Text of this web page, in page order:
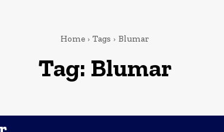
Home Tags Blumar
Tag: Blumar